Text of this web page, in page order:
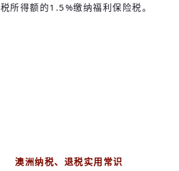
所得额的1.5%缴纳福利保险税。
澳洲纳税、退税实用常识